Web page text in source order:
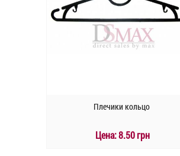
Плечики кольцо
Цена:8.50 грн